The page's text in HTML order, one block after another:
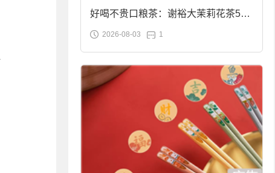
好喝不贵口粮茶：谢裕大茉莉花茶50g
袋装9.9元到手
2026-08-03 1